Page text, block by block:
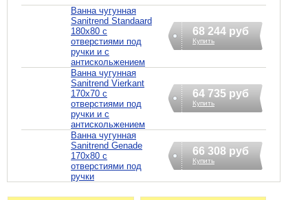
Ванна чугунная
Sanitrend Standaard
180х80 с
отверстиями под
ручки и с
антискольжением
68 244 руб
Купить
Ванна чугунная
Sanitrend Vierkant
170х70 с
отверстиями под
ручки и с
антискольжением
64 735 руб
Купить
Ванна чугунная
Sanitrend Genade
170х80 с
отверстиями под
ручки
66 308 руб
Купить